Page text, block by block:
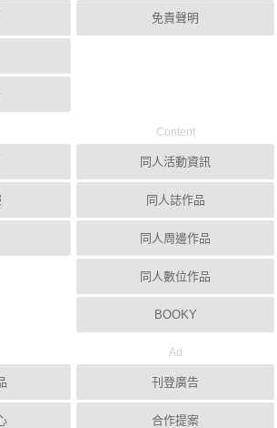
免責聲明
Content
同人活動資訊
同人誌作品
同人周邊作品
同人數位作品
BOOKY
Ad
刊登廣告
合作提案